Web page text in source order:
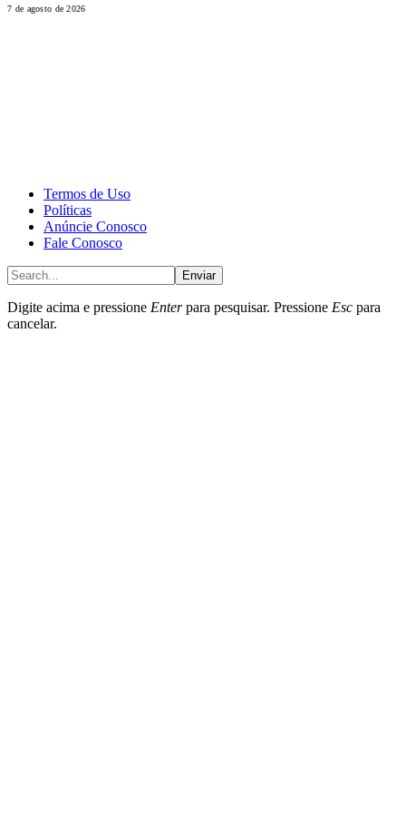
7 de agosto de 2026
Termos de Uso
Políticas
Anúncie Conosco
Fale Conosco
Enviar
Digite acima e pressione Enterpara pesquisar. Pressione Esc para
cancelar.